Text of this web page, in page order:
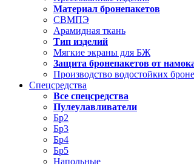
Материал бронепакетов
СВМПЭ
Арамидная ткань
Тип изделий
Мягкие экраны для БЖ
Защита бронепакетов от
Производство водостойких
Спецсредства
Все спецсредства
Пулеулавливатели
Бр2
Бр3
Бр4
Бр5
Напольные